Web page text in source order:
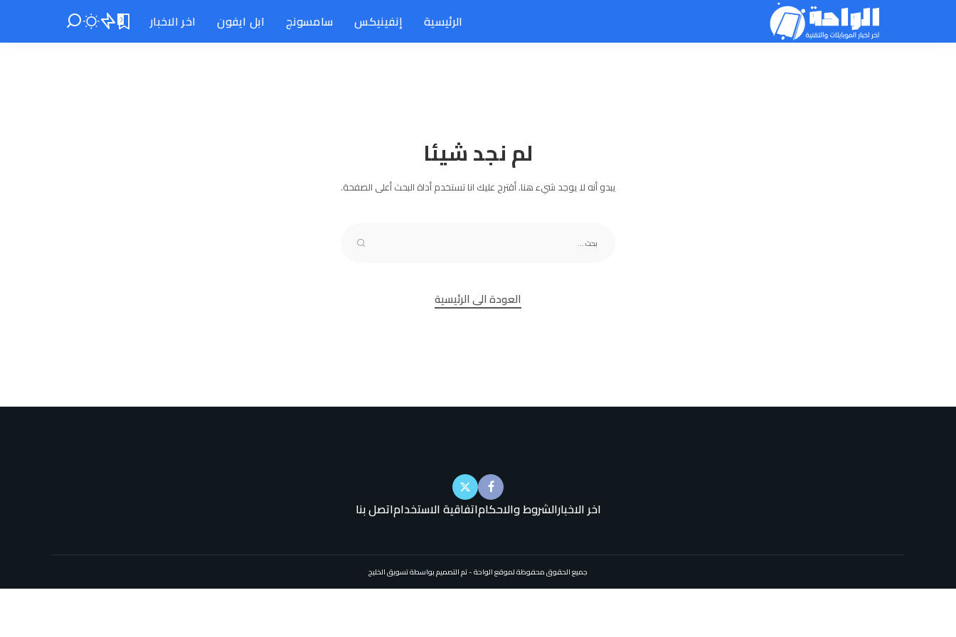
الرئيسية إنفينيكس سامسونج ابل ايفون اخر الاخبار 0
لم نجد شيئا
يبدو أنه لا يوجد شيء هنا. أقترح عليك انا تستخدم أداة البحث أعلى الصفحة.
العودة الى الرئيسية
اخر الاخبارالشروط والاحكاماتفاقية الاستخداماتصل بنا
جميع الحقوق محفوظة لموقع الواحة - تم التصميم بواسطة تسويق الخليج